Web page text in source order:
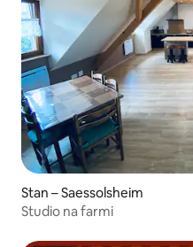
Stan – Saessolsheim
Studio na farmi